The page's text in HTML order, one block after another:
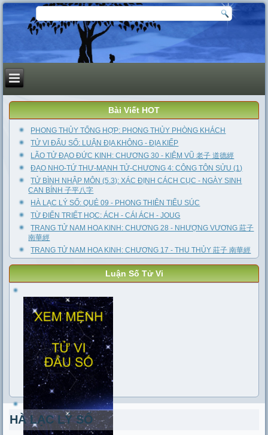
Bài Viết HOT
PHONG THỦY TỔNG HỢP: PHONG THỦY PHÒNG KHÁCH
TỬ VI ĐẨU SỐ: LUẬN ĐỊA KHÔNG - ĐỊA KIẾP
LÃO TỬ ĐẠO ĐỨC KINH: CHƯƠNG 30 - KIỆM VŨ 老子 道德經
ĐẠO NHO-TỨ THƯ-MẠNH TỬ-CHƯƠNG 4: CÔNG TÔN SỬU (1)
TỬ BÌNH NHẬP MÔN (5.3): XÁC ĐỊNH CÁCH CỤC - NGÀY SINH
CAN BÍNH 子平八字
HÀ LẠC LÝ SỐ: QUẺ 09 - PHONG THIÊN TIỂU SÚC
TỪ ĐIỂN TRIẾT HỌC: ÁCH - CÁI ÁCH - JOUG
TRANG TỬ NAM HOA KINH: CHƯƠNG 28 - NHƯỢNG VƯƠNG 莊子
南華經
TRANG TỬ NAM HOA KINH: CHƯƠNG 17 - THU THỦY 莊子 南華經
Luận Số Tử Vi
HÀ LẠC LÝ SỐ